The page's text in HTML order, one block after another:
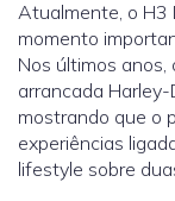
Atualmente, o H3
momento
Nos últimos
arrancada
mostrando que o
experiências
lifestyle sobre